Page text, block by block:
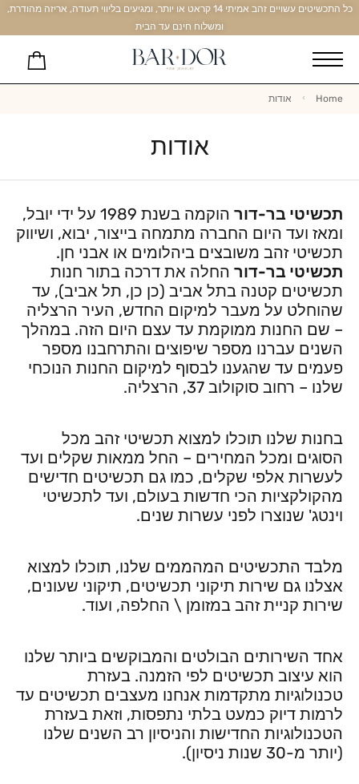
כל התכשיטים עשויים זהב אמיתי 14 קראט או יותר, ומגיעים בליווי תעודה, אריזה מהודרת,
ומשלוח חינם עד הבית
Home אודות
אודות
תכשיטי בר-דור
הוקמה בשנת 1989 על ידי יובל,
ומאז ועד היום החברה מתמחה בייצור, יבוא, ושיווק
תכשיטי זהב משובצים ביהלומים או אבני חן.
תכשיטי בר-דור החלה את דרכה בתור חנות
תכשיטים קטנה בתל אביב (כן כן, תל אביב), עד
שהוחלט על מעבר למיקום החדש, העיר הרצליה
– שם החנות ממוקמת עד עצם היום הזה. במהלך
השנים עברנו מספר שיפוצים והתרחבנו מספר
פעמים עד שהגענו לבסוף למיקום החנות הנוכחי
שלנו – רחוב סוקולוב 37, הרצליה.
בחנות שלנו תוכלו למצוא תכשיטי זהב מכל
הסוגים ומכל המחירים – החל ממאות שקלים ועד
לעשרות אלפי שקלים, כמו גם תכשיטים חדישים
מהקולקציות הכי חדשות בעולם, ועד לתכשיטי
וינטג' שנוצרו לפני עשרות שנים.
מלבד התכשיטים המהממים שלנו, תוכלו למצוא
אצלנו גם שירות תיקוני תכשיטים, תיקוני שעונים,
שירות קניית זהב במזומן \ החלפה, ועוד.
אחד השירותים הבולטים והמבוקשים ביותר שלנו
הוא עיצוב תכשיטים לפי הזמנה. בעזרת
טכנולוגיות מתקדמות אנחנו מעצבים תכשיטים עד
לרמות דיוק כמעט בלתי נתפסות, וזאת בעזרת
הטכנולוגיות החדישות והניסיון רב השנים שלנו
(יותר מ-30 שנות ניסיון).